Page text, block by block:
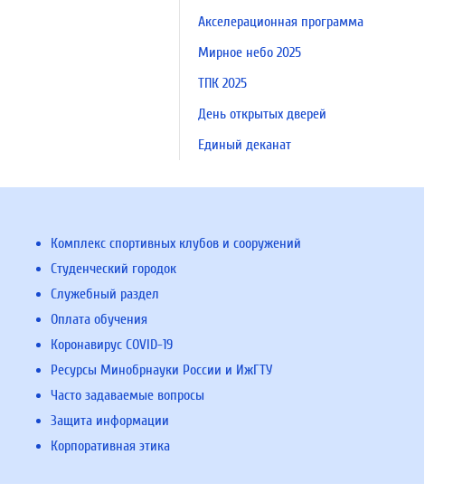
Акселерационная программа
Мирное небо 2025
ТПК 2025
День открытых дверей
Единый деканат
Комплекс спортивных клубов и сооружений
Студенческий городок
Служебный раздел
Оплата обучения
Коронавирус COVID-19
Ресурсы Минобрнауки России и ИжГТУ
Часто задаваемые вопросы
Защита информации
Корпоративная этика